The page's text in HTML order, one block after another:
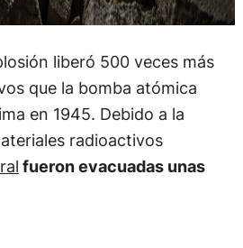
liberó 500 veces más
que la bomba atómica
en 1945. Debido a la
radioactivos
fueron evacuadas unas